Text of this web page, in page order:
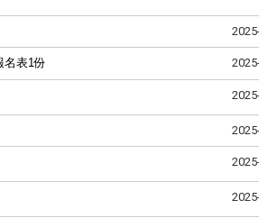
名表1份